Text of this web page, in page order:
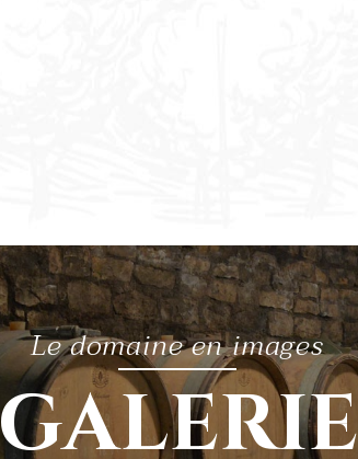
Le domaine en images
GALERIE